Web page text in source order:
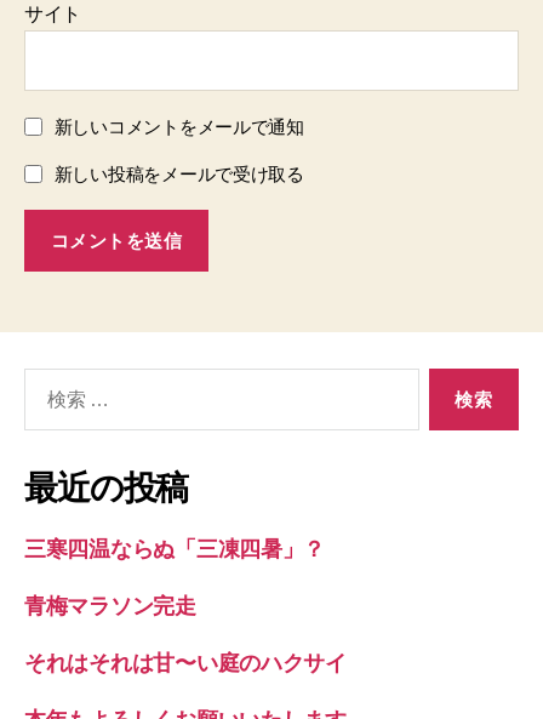
サイト
新しいコメントをメールで通知
新しい投稿をメールで受け取る
象:
最近の投稿
三寒四温ならぬ「三凍四暑」？
青梅マラソン完走
それはそれは甘〜い庭のハクサイ